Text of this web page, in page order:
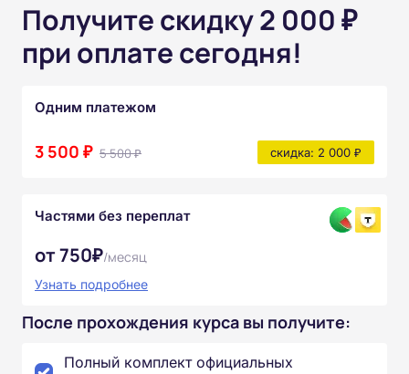
Получите скидку 2 000 ₽
при оплате сегодня!
Одним платежом
3 500 ₽ 5 500 ₽ скидка: 2 000 ₽
Частями без переплат
от 750₽/месяц
Узнать подробнее
После прохождения курса вы получите:
Полный комплект официальных